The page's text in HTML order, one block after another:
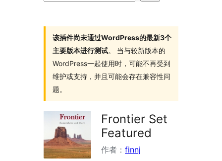
该插件尚未通过WordPress的最新3个
主要版本进行测试。 当与较新版本的
WordPress一起使用时，可能不再受到
维护或支持，并且可能会存在兼容性问
题。
Frontier Set
Featured
作者： finnj